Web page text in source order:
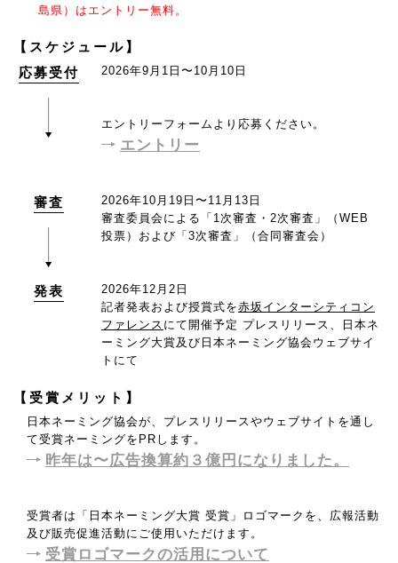
島県）はエントリー無料。
【スケジュール】
応募受付
2026年9月1日〜10月10日
エントリーフォームより応募ください。
エントリー
審査
2026年10月19日〜11月13日
審査委員会による「1次審査・2次審査」（WEB
投票）および「3次審査」（合同審査会）
発表
2026年12月2日
記者発表および授賞式を赤坂インターシティコン
ファレンス にて開催予定 プレスリリース、日本ネ
ーミング大賞及び日本ネーミング協会ウェブサイ
トにて
【受賞メリット】
日本ネーミング協会が、プレスリリースやウェブサイトを通し
て受賞ネーミングをPRします。
昨年は〜広告換算約３億円になりました。
受賞者は「日本ネーミング大賞 受賞」ロゴマークを、広報活動
及び販売促進活動にご使用いただけます。
受賞ロゴマークの活用について